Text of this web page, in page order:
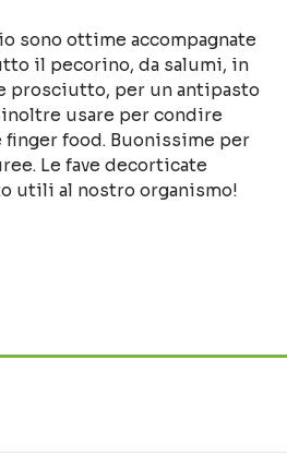
sono ottime accompagnate
il pecorino, da salumi, in
prosciutto, per un antipasto
usare per condire
finger food. Buonissime per
Le fave decorticate
utili al nostro organismo!